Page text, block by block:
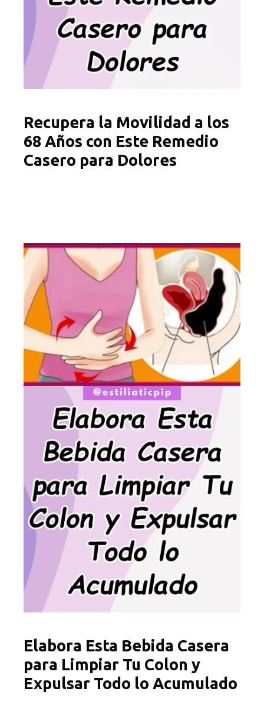
Recupera la Movilidad a los
68 Años con Este Remedio
Casero para Dolores
Elabora Esta Bebida Casera
para Limpiar Tu Colon y
Expulsar Todo lo Acumulado